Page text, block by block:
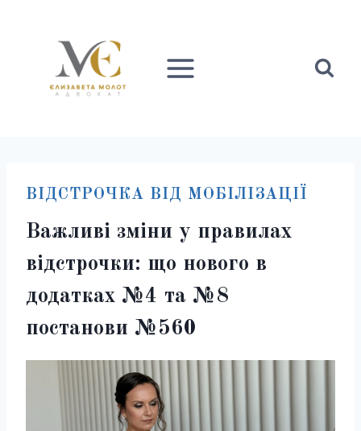
ВІДСТРОЧКА ВІД МОБІЛІЗАЦІЇ
Важливі зміни у правилах
відстрочки: що нового в
додатках №4 та №8
постанови №560